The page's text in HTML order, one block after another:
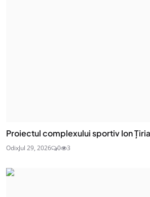
Proiectul complexului sportiv Ion
OdixJul 29, 2026 0 3